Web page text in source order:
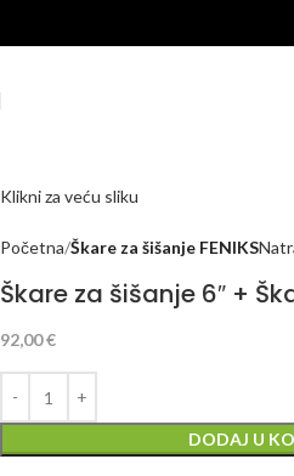
Klikni za veću sliku
Početna Škare za šišanje FENIKS
Škare za šišanje 6″ +
92,00€
DODAJ U